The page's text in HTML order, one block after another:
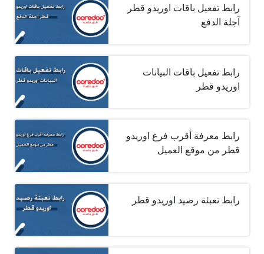
رابط تفعيل باقات اوريدو قطر
آجلة الدفع
رابط تفعيل باقات البيانات
اوريدو قطر
رابط معرفة أقرب فرع اوريدو
قطر من موقع العميل
رابط تعبئة رصيد اوريدو قطر